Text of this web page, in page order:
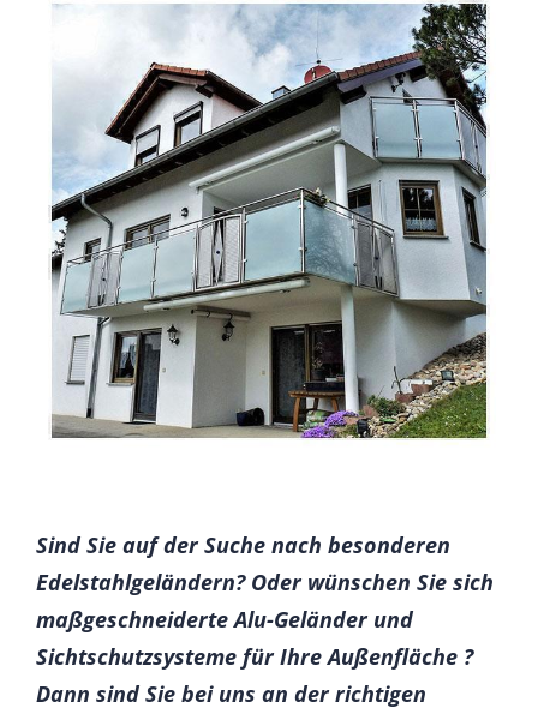
Sind Sie auf der Suche nach besonderen
Edelstahlgeländern? Oder wünschen Sie sich
maßgeschneiderte Alu-Geländer und
Sichtschutzsysteme für Ihre Außenfläche ?
Dann sind Sie bei uns an der richtigen